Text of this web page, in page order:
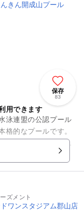
保存
83
用できます
泳連盟の公認プール
格的なプールです。
さな子供でも安心し
ズメント